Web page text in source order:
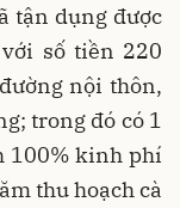
tận dụng được
số tiền 220
nội thôn,
trong đó có 1
100% kinh phí
thu hoạch cà